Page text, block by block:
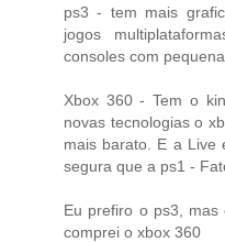
ps3 - tem mais
jogos
consoles com
Xbox 360 - Tem o
novas tecnologias o
mais barato. E a Live
segura que a ps1 -
Eu prefiro o ps3,
comprei o xbox 360